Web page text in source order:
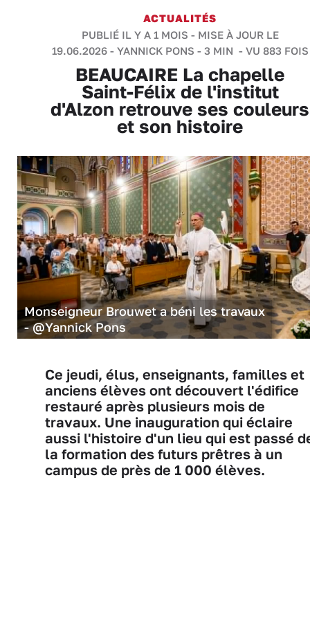
ACTUALITÉS
PUBLIÉ IL Y A 1 MOIS - MISE À JOUR LE
19.06.2026 - YANNICK PONS - 3 MIN - VU 883 FOIS
BEAUCAIRE La chapelle
Saint-Félix de l'institut
d'Alzon retrouve ses couleurs
et son histoire
Monseigneur Brouwet a béni les travaux
- @Yannick Pons
Ce jeudi, élus, enseignants, familles et
anciens élèves ont découvert l'édifice
restauré après plusieurs mois de
travaux. Une inauguration qui éclaire
aussi l'histoire d'un lieu qui est passé
la formation des futurs prêtres à un
campus de près de 1 000 élèves.